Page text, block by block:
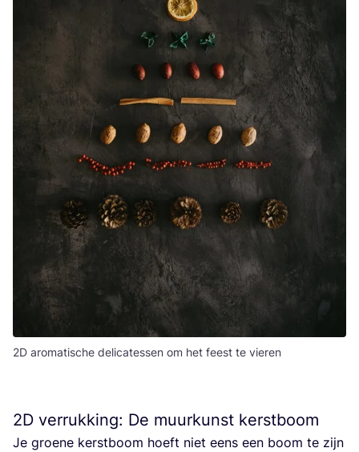
2D aromatische delicatessen om het feest te vieren
2D verrukking: De muurkunst kerstboom
Je groe­ne kerst­boom hoeft niet eens een boom te zijn